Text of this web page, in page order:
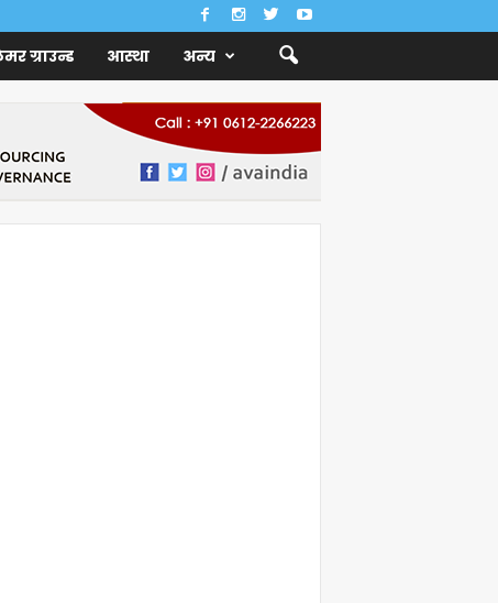
ग्राउन्ड आस्था अन्य